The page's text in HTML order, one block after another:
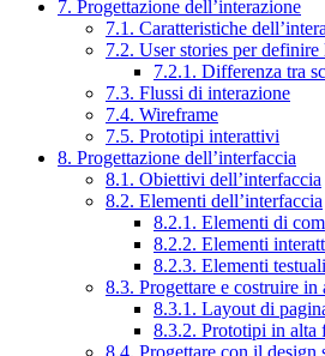
7. Progettazione dell’interazione
7.1. Caratteristiche
7.2. User stories per definire
7.2.1. Differenza tra
7.3. Flussi di interazione
7.4. Wireframe
7.5. Prototipi interattivi
8. Progettazione dell’interfaccia
8.1. Obiettivi dell’interfaccia
8.2. Elementi dell’interfaccia
8.2.1. Elementi di
8.2.2. Elementi
8.2.3. Elementi
8.3. Progettare e costruire in
8.3.1. Layout di
8.3.2. Prototipi in alta
8.4. Progettare con il design